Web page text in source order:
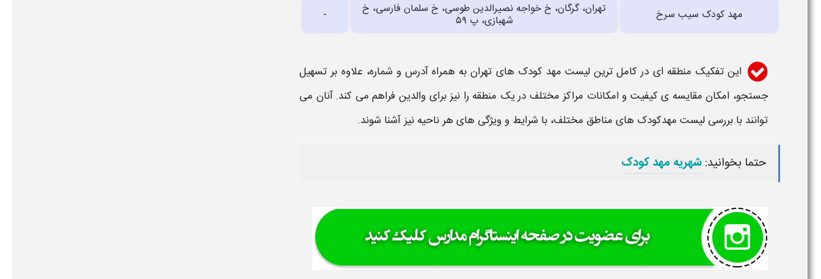
مهد کودک سیب سرخ تهران، گرگان، خ خواجه نصیرالدین طوسی، خ سلمان فارسی، خ
شهبازی، پ ۵۹ -
این تفکیک منطقه ای در کامل ترین لیست مهد کودک های تهران به همراه آدرس و شماره، علاوه بر تسهیل
جستجو، امکان مقایسه ی کیفیت و امکانات مراکز مختلف در یک منطقه را نیز برای والدین فراهم می کند. آنان می
توانند با بررسی لیست مهدکودک های مناطق مختلف، با شرایط و ویژگی های هر ناحیه نیز آشنا شوند.
حتما بخوانید:شهریه مهد کودک